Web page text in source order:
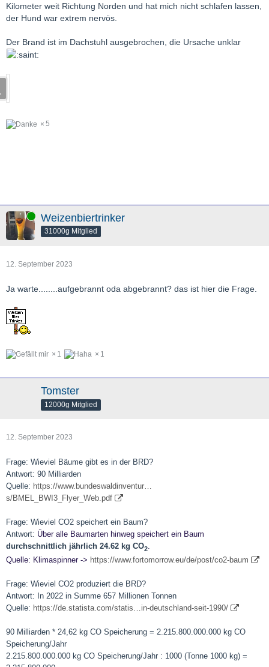
Kilometer weit Richtung Norden und hat mich nicht schlafen lassen,
der Hund war extrem nervös.
Der Brand ist im Dachstuhl ausgebrochen, die Ursache unklar
5
Online Weizenbiertrinker
31000g Mitglied
12. September 2023
Ja warte........aufgebrannt oda abgebrannt? das ist hier die Frage.
1 1
Tomster
12000g Mitglied
12. September 2023
Frage: Wieviel Bäume gibt es in der BRD?
Antwort: 90 Milliarden
Quelle: https://www.bundeswaldinventur…
s/BMEL_BWI3_Flyer_Web.pdf
Frage: Wieviel CO2 speichert ein Baum?
Antwort: Über alle Baumarten hinweg speichert ein Baum
durchschnittlich jährlich 24.62 kg CO2
Quelle: Klimaspinner -> https://www.fortomorrow.eu/de/post/co2-baum
Frage: Wieviel CO2 produziert die BRD?
Antwort: In 2022 in Summe 657 Millionen Tonnen
Quelle: https://de.statista.com/statis…in-deutschland-seit-1990/
90 Milliarden * 24,62 kg CO Speicherung = 2.215.800.000.000 kg CO
Speicherung/Jahr
2.215.800.000.000 kg CO Speicherung/Jahr : 1000 (Tonne 1000 kg) =